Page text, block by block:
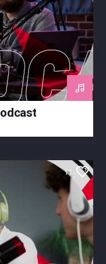
11